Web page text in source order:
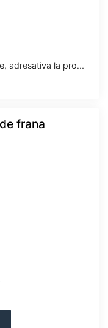
Svhc: Nu edisponibil nici o informatie, adresativa la producator!
frana